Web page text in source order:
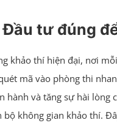
Đầu tư đúng
khảo thí hiện đại, nơi
mã vào phòng thi
hành và tăng sự hài
bộ không gian khảo thí.